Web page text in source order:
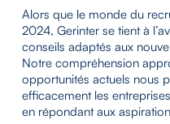
Alors que le monde du
2024, Gerinter se tient à
conseils adaptés aux
Notre compréhension
opportunités actuels nous
efficacement les
en répondant aux